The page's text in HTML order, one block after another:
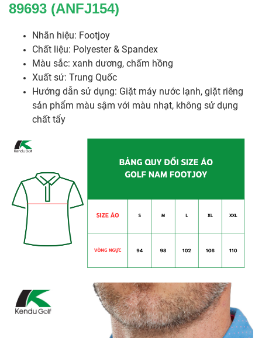
89693 (ANFJ154)
​​​​Nhãn hiệu: Footjoy
Chất liệu: Polyester & Spandex
Màu sắc: xanh dương, chấm hồng
Xuất sứ: Trung Quốc
Hướng dẫn sử dụng: Giặt máy nước lạnh, giặt riêng
sản phẩm màu sậm với màu nhạt, không sử dụng
chất tẩy